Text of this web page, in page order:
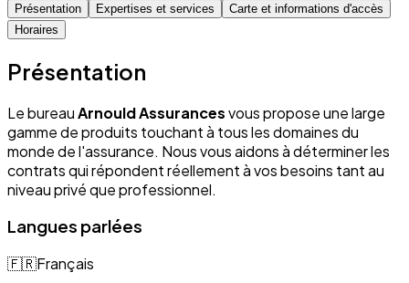
Présentation Expertises et services
Carte et informations d'accès
Horaires
Présentation
Le bureauArnould Assurancesvous propose une large
gamme de produits touchant à tous les domaines du
monde de l'assurance. Nous vous aidons à déterminer les
contrats qui répondent réellement à vos besoins tant au
niveau privé que professionnel.
Langues parlées
🇫🇷Français